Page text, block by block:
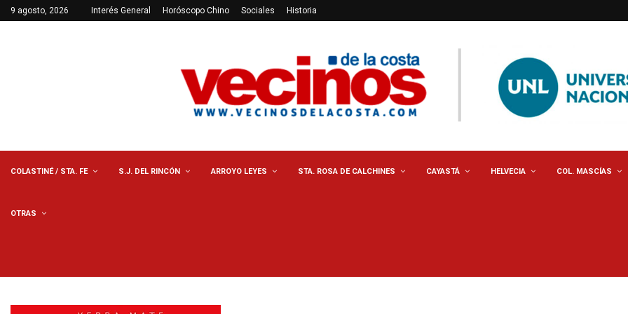
9 agosto, 2026 Interés General Horóscopo Chino Sociales Historia
COLASTINÉ / STA. FE S.J. DEL RINCÓN ARROYO LEYES STA. ROSA DE CALCHINES CAYASTÁ HELVECIA COL. MASCÍAS
OTRAS